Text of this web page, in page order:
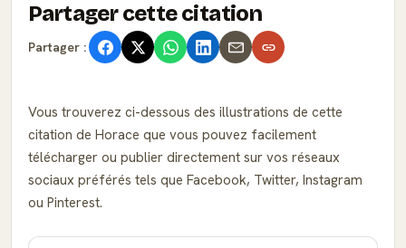
Partager cette citation
Partager :
Vous trouverez ci-dessous des illustrations de cette
citation de Horace que vous pouvez facilement
télécharger ou publier directement sur vos réseaux
sociaux préférés tels que Facebook, Twitter, Instagram
ou Pinterest.